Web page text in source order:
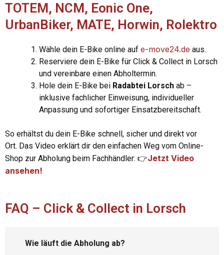
TOTEM, NCM, Eonic One,
UrbanBiker, MATE, Horwin, Rolektro
Wähle dein E-Bike online auf e-move24.de aus.
Reserviere dein E-Bike für Click & Collect in Lorsch
und vereinbare einen Abholtermin.
Hole dein E-Bike bei Radabtei Lorsch ab –
inklusive fachlicher Einweisung, individueller
Anpassung und sofortiger Einsatzbereitschaft.
So erhältst du dein E-Bike schnell, sicher und direkt vor
Ort. Das Video erklärt dir den einfachen Weg vom Online-
Shop zur Abholung beim Fachhändler: 👉Jetzt Video
ansehen!
FAQ – Click & Collect in Lorsch
Wie läuft die Abholung ab?